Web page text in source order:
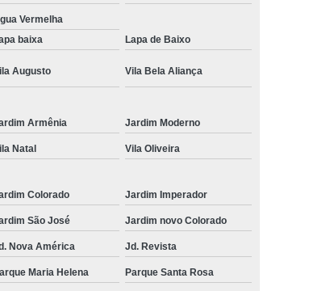
Tricologia do Cabelo Suzano
Capilar
Tricologia Estetica
Tricologista
Tricologista
Lapa
Tricologista Mogi das Cruzes
Perto de Mim Tricologista Suzano
Vermelha
baixa Lapa de Baixo
Augusto Vila Bela Aliança
Armênia Jardim Moderno
Natal Vila Oliveira
Colorado Jardim Imperador
São José Jardim novo Colorado
Nova América Jd. Revista
Maria Helena Parque Santa Rosa